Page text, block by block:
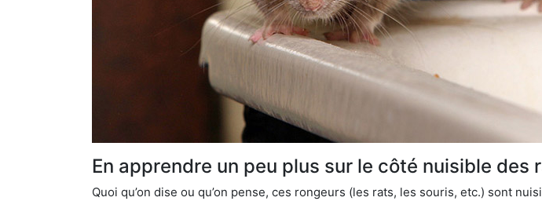
En apprendre un peu plus sur le côté nuisible des
Quoi qu’on dise ou qu’on pense, ces rongeurs (les rats, les souris, etc.) sont